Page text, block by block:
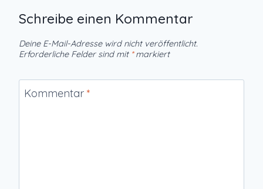
Schreibe einen Kommentar
Deine E-Mail-Adresse wird nicht veröffentlicht.
Erforderliche Felder sind mit *markiert
Kommentar *